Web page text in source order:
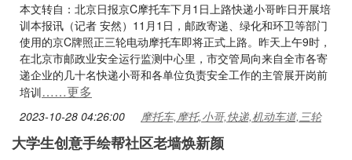
本文转自：北京日报京C摩托车下月1日上路快递小哥昨日开展培
训本报讯（记者 安然）11月1日，邮政寄递、绿化和环卫等部门
使用的京C牌照正三轮电动摩托车即将正式上路。昨天上午9时，
在北京市邮政业安全运行监测中心里，市交管局向来自全市各寄
递企业的几十名快递小哥和各单位负责安全工作的主管展开岗前
培训……更多
2023-10-28 04:26:00 摩托车,摩托,小哥,快递,机动车道,三轮
大学生创意手绘帮社区老墙焕新颜